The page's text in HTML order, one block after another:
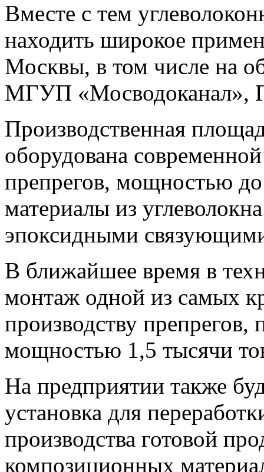
Вместе с тем
находить широкое
Москвы, в том числе на
МГУП «Мосводоканал»,
Производственная
оборудована
препрегов, мощностью
материалы из
эпоксидными
В ближайшее время в
монтаж одной из самых
производству препрегов,
мощностью 1,5 тысячи
На предприятии также
установка для
производства готовой
композиционных